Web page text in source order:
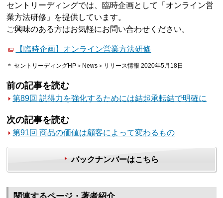
セントリーディングでは、臨時企画として「オンライン営
業方法研修」を提供しています。
ご興味のある方はお気軽にお問い合わせください。
【臨時企画】オンライン営業方法研修
＊ セントリーディングHP＞News＞リリース情報 2020年5月18日
前の記事を読む
第89回 説得力を強化するためには結起承転結で明確に
次の記事を読む
第91回 商品の価値は顧客によって変わるもの
バックナンバーはこちら